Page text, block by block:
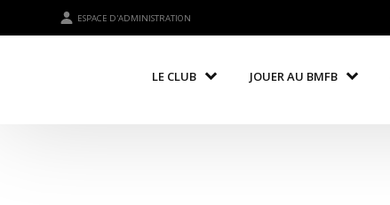
ESPACE D'ADMINISTRATION
LE CLUB JOUER AU BMFB